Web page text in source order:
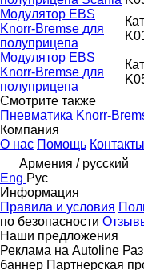
Модулятор EBS
Knorr-Bremse для
полуприцепа
Модулятор EBS
Knorr-Bremse для
полуприцепа
Смотрите также
Пневматика Knorr-
Компания
О нас Помощь Контакты
Армения / русский
Eng Рус
Информация
Правила и условия
по безопасности
Наши предложения
Реклама на Autoline
баннер Партнерская